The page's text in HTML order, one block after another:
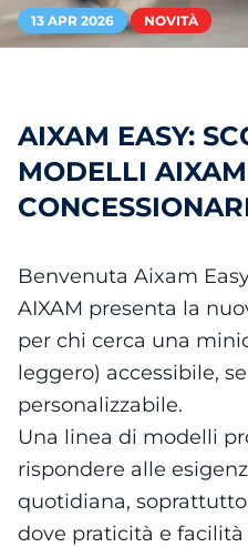
13 APR 2026 NOVITÀ
AIXAM EASY:
MODELLI
Benvenuta Aixam
AIXAM presenta la
per chi cerca una
leggero) accessibile,
personalizzabile.
Una linea di modelli
rispondere alle
quotidiana,
dove praticità e facilità